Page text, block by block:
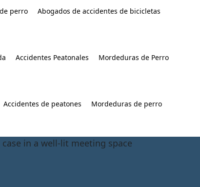
perro Abogados de accidentes de bicicletas
Accidentes Peatonales Mordeduras de Perro
Accidentes de peatones Mordeduras de perro